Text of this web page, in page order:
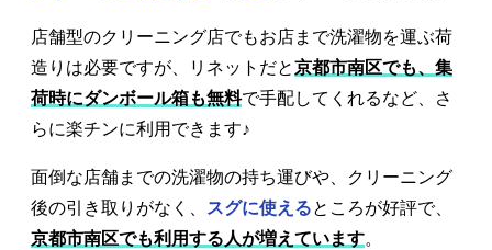
店舗型のクリーニング店でもお店まで洗濯物を運ぶ荷
造りは必要ですが、リネットだと京都市南区でも、集
荷時にダンボール箱も無料で手配してくれるなど、さ
らに楽チンに利用できます♪
面倒な店舗までの洗濯物の持ち運びや、クリーニング
後の引き取りがなく、
スグに使えるところが好評で、
京都市南区でも利用する人が増えています。